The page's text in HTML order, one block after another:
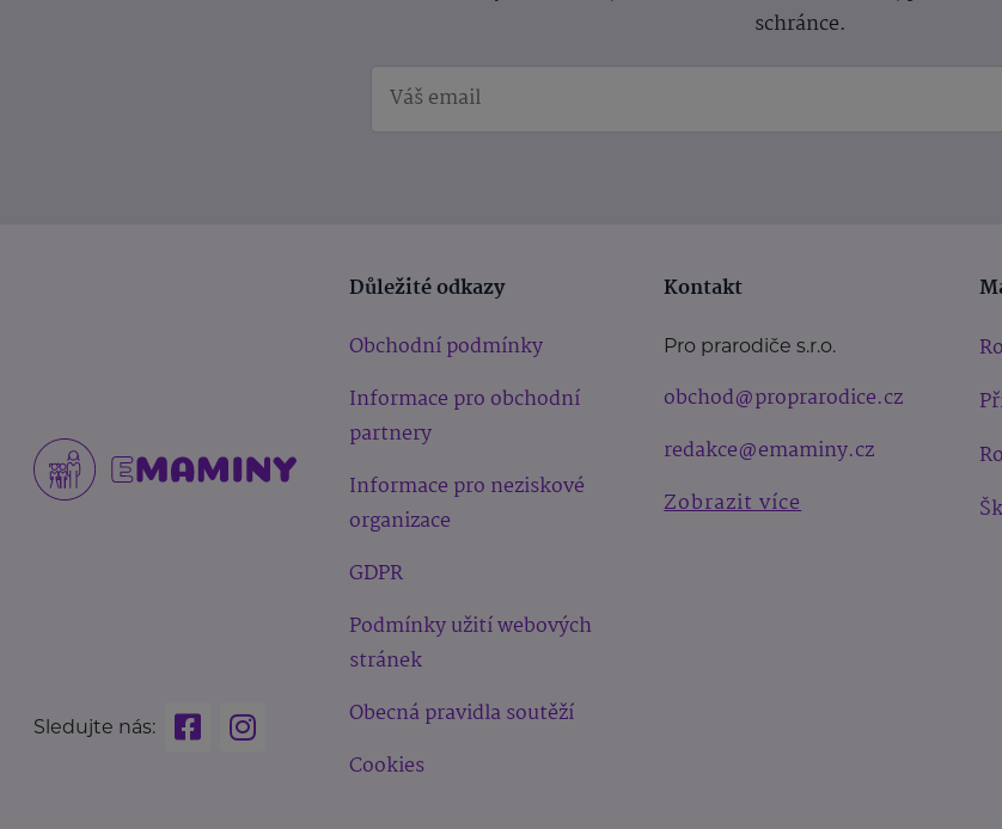
schránce.
Sledujte nás:
Důležité odkazy
Obchodní podmínky
Informace pro obchodní
partnery
Informace pro neziskové
organizace
GDPR
Podmínky užití webových
stránek
Obecná pravidla soutěží
Cookies
Kontakt
Pro prarodiče s.r.o.
obchod@proprarodice.cz
redakce@emaminy.cz
Zobrazit více